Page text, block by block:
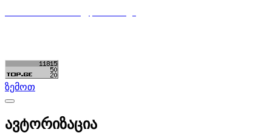
ზემოთ
ავტორიზაცია